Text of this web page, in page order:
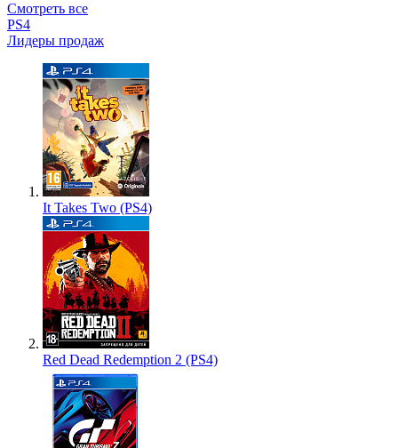
Смотреть все
PS4
Лидеры продаж
It Takes Two (PS4)
Red Dead Redemption 2 (PS4)